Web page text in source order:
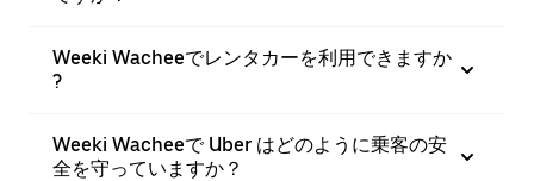
Weeki Wacheeでレンタカーを利用できますか
?
Weeki Wacheeで Uber はどのように乗客の安
全を守っていますか？